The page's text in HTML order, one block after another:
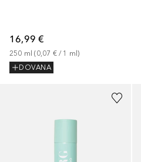
16,99 €
250 ml (0,07 € / 1 ml)
DOVANA